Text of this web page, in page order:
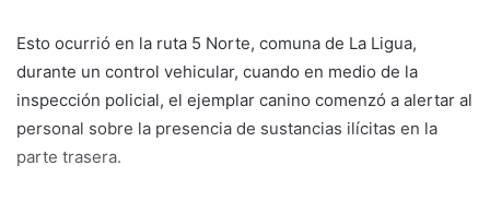
Esto ocurrió en la ruta 5 Norte, comuna de La Ligua,
durante un control vehicular, cuando en medio de la
inspección policial, el ejemplar canino comenzó a alertar al
personal sobre la presencia de sustancias ilícitas en la
parte trasera.